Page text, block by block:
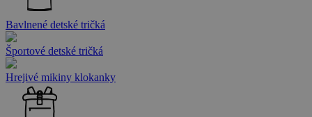
Bavlnené detské tričká
Športové detské tričká
Hrejivé mikiny klokanky